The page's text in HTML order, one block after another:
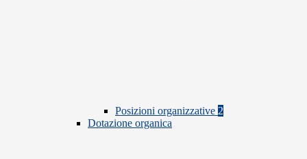
Posizioni organizzative 2
Dotazione organica